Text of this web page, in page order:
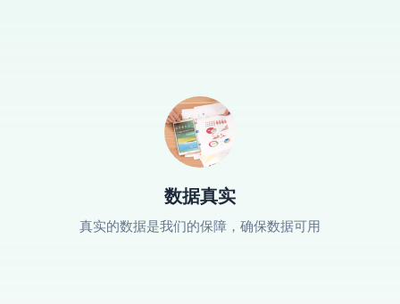
数据真实
真实的数据是我们的保障，确保数据可用